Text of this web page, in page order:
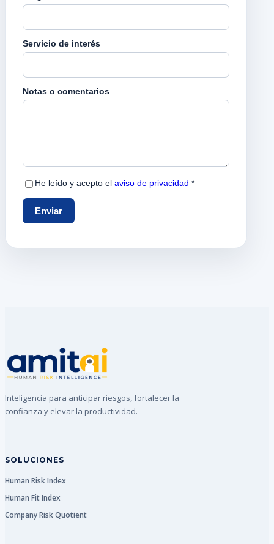
Inteligencia para anticipar riesgos, fortalecer la
confianza y elevar la productividad.
SOLUCIONES
Human Risk Index
Human Fit Index
Company Risk Quotient